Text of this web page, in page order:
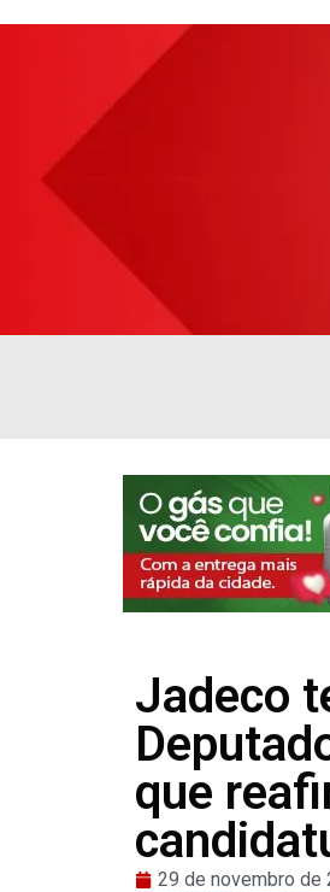
Jadeco
que
29 de novembro de